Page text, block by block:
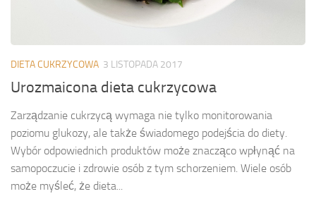
DIETA CUKRZYCOWA 3 LISTOPADA 2017
Urozmaicona dieta cukrzycowa
Zarządzanie cukrzycą wymaga nie tylko monitorowania
poziomu glukozy, ale także świadomego podejścia do diety.
Wybór odpowiednich produktów może znacząco wpłynąć na
samopoczucie i zdrowie osób z tym schorzeniem. Wiele osób
może myśleć, że dieta...